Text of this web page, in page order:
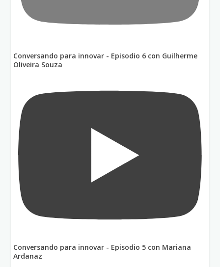
Conversando para innovar - Episodio 6 con Guilherme
Oliveira Souza
Conversando para innovar - Episodio 5 con Mariana
Ardanaz